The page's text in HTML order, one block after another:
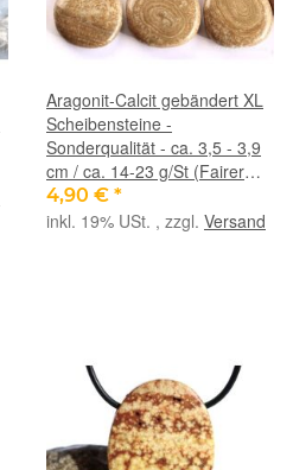
Aragonit-Calcit gebändert XL
Scheibensteine -
Sonderqualität - ca. 3,5 - 3,9
cm / ca. 14-23 g/St (Fairer
Handel)
4,90 € *
inkl. 19% USt. , zzgl. Versand